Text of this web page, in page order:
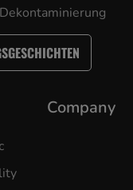
Company